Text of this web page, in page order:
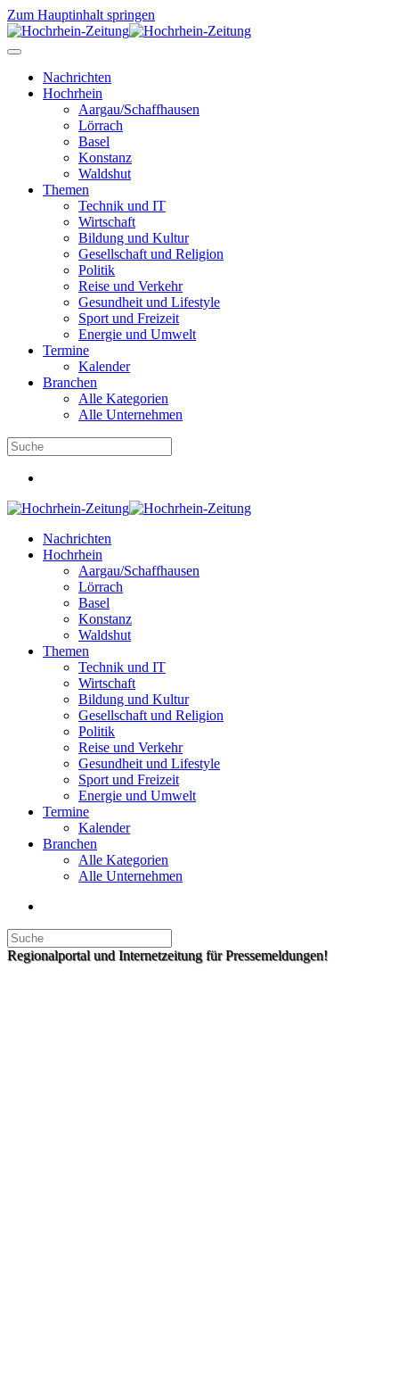
Zum Hauptinhalt springen
Nachrichten
Hochrhein
Aargau/Schaffhausen
Lörrach
Basel
Konstanz
Waldshut
Themen
Technik und IT
Wirtschaft
Bildung und Kultur
Gesellschaft und Religion
Politik
Reise und Verkehr
Gesundheit und Lifestyle
Sport und Freizeit
Energie und Umwelt
Termine
Kalender
Branchen
Alle Kategorien
Alle Unternehmen
Nachrichten
Hochrhein
Aargau/Schaffhausen
Lörrach
Basel
Konstanz
Waldshut
Themen
Technik und IT
Wirtschaft
Bildung und Kultur
Gesellschaft und Religion
Politik
Reise und Verkehr
Gesundheit und Lifestyle
Sport und Freizeit
Energie und Umwelt
Termine
Kalender
Branchen
Alle Kategorien
Alle Unternehmen
Regionalportal und Internetzeitung für Pressemeldungen!